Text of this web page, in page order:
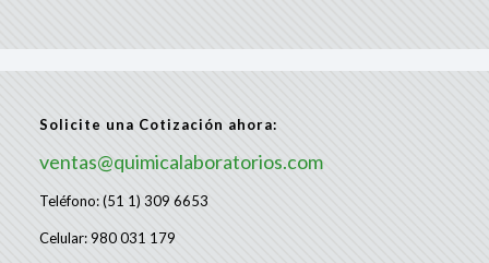
Solicite una Cotización ahora:
ventas@quimicalaboratorios.com
Teléfono: (51 1) 309 6653
Celular: 980 031 179